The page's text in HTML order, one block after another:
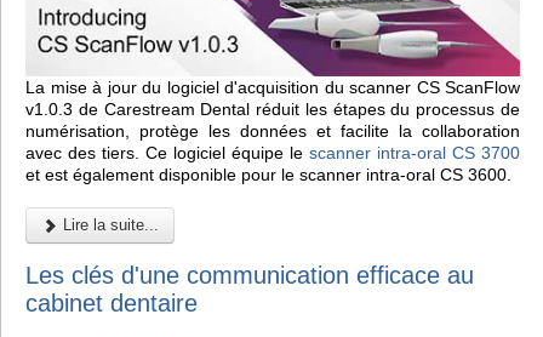
La mise à jour du logiciel d'acquisition du scanner CS ScanFlow
v1.0.3 de Carestream Dental réduit les étapes du processus de
numérisation, protège les données et facilite la collaboration
avec des tiers. Ce logiciel équipe le scanner intra-oral CS 3700
et est également disponible pour le scanner intra-oral CS 3600.
Lire la suite...
Les clés d'une communication efficace au
cabinet dentaire